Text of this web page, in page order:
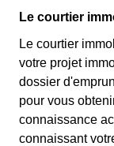
Le courtier
Le courtier
votre projet
dossier
pour vous
connaissance
connaissant